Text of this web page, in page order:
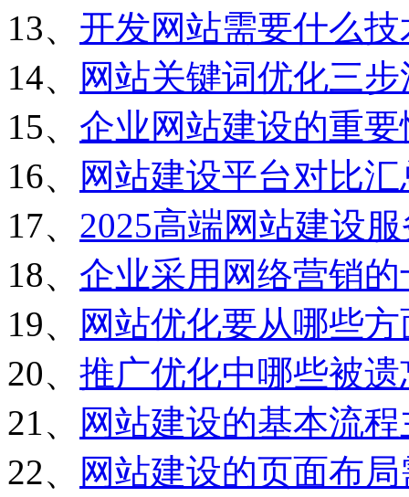
13、 开发网站需要什么技
14、
网站关键词优化三步
15、 企业网站建设的重要
16、
网站建设平台对比汇
17、 2025高端网站建设
18、 企业采用网络营销
19、
网站优化要从哪些
20、 推广优化中哪些被
21、
网站建设的基本流
22、
网站建设的页面布